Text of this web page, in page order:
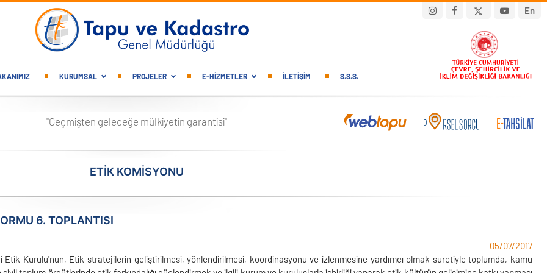
En
KURUMSAL PROJELER E-HİZMETLER İLETIŞIM S.S.S.
"Geçmişten geleceğe mülkiyetin garantisi"
ETIK KOMISYONU
6. TOPLANTISI
05/07/2017
Etik Kurulu'nun, Etik stratejilerin geliştirilmesi, yönlendirilmesi, koordinasyonu ve izlenmesine yardımcı olmak suretiyle toplumda, kamu